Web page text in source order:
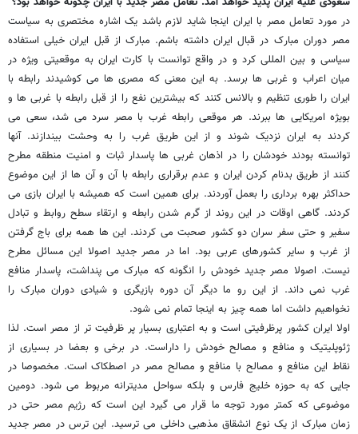
در مورد تعامل مصر با ایران اینجا شاید لازم باشد یک اشاره مختصری به سیاست
مصر دوران مبارک در قبال ایران داشته باشم. مبارک از قبل ایران خیلی استفاده
سیاسی و بین المللی کرد و در واقع توانست با کارت ایران به موقعیتی ویژه در
میان اعراب و غربی ها برسد. به این معنی که مصری ها می کوشیدند رابطه با
ایران را طوری تنظیم و بالانس کنند که بیشترین نفع را از قبل رابطه با غربی ها و
بویژه امریکایی ها ببرند. هر موقعی رابطه غرب با مصر سرد می شد، سعی می
کردند به ایران نزدیک شوند و از این طریق غرب را به وحشت بیندازند. آنها
توانسته بودند خودشان را در اذهان غربی ها پاسدار ثبات و امنیت منطقه مطرح
کنند از طریق بدنام کردن ایران و عدم برقراری رابطه با آن و آن ها از این موضوع
حداکثر بهره برداری را بعمل آوردند. برای همین است که همیشه با ایران بازی می
کردند. گاهی اوقات در این روند از گرم شدن رابطه و ارتقاء سطح روابط و تبادل
سفیر و حتی سفر سران دو کشور صحبت می کردند. این ها همه برای باج گرفتن
از غرب و سایر کشورهای عربی بود. اما در مصر جدید اصولا این مسائل مطرح
نیست. اصولا مصر جدید خودش را انگونه که مبارک می پنداشت، پاسدار منافع
غرب نمی داند. از این رو ما دیگر آن دوره بازیگری و شیادی دوران مبارک را
نخواهیم داشت اما همه چیز به اینجا تمام نمی شود.
اولا ایران کشور پرظرفیتی است و به اعتباری بسیار پر ظرفیت تر از مصر است. لذا
ژئوپلیتیک و منافع و مصالح خودش را داراست. در برخی و بعضا در بسیاری از
نقاط این منافع و مصالح با منافع و مصالح مصر در اصطکاک است. مخصوصا در
جایی که به حوزه خلیج فارس و بلکه سواحل مدیترانه مربوط می شود. دومین
موضوعی که کمتر مورد توجه ما قرار می گیرد این است که رژیم مصر حتی در
زمان مبارک از یک نوع انشقاق مذهبی داخلی می ترسید. این ترس در مصر جدید